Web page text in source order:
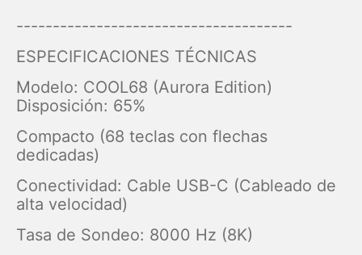
--------------------------------------
ESPECIFICACIONES TÉCNICAS
Modelo: COOL68 (Aurora Edition)
Disposición: 65%
Compacto (68 teclas con flechas
dedicadas)
Conectividad: Cable USB-C (Cableado de
alta velocidad)
Tasa de Sondeo: 8000 Hz (8K)